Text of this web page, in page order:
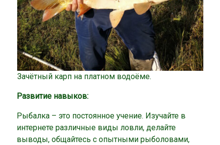
Зачётный карп на платном водоёме.
Развитие навыков:
Рыбалка – это постоянное учение. Изучайте в
интернете различные виды ловли, делайте
выводы, общайтесь с опытными рыболовами,